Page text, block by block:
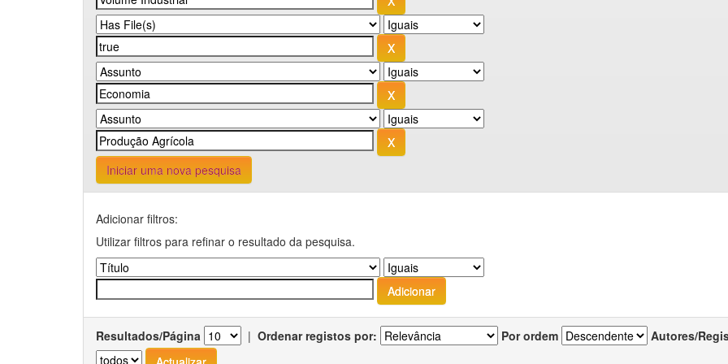
Iniciar uma nova pesquisa
Adicionar filtros:
Utilizar filtros para refinar o resultado da pesquisa.
Resultados/Página | Ordenar registos por: Por ordem Autores/